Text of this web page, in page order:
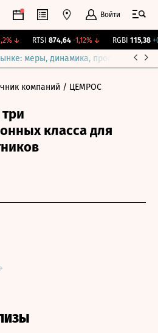
Войти
↓ RTSI 874,64 -1,12%↓ RGBI 115,38
меры, динамика, прогнозы
компаний / ЦЕМРОС
класса для